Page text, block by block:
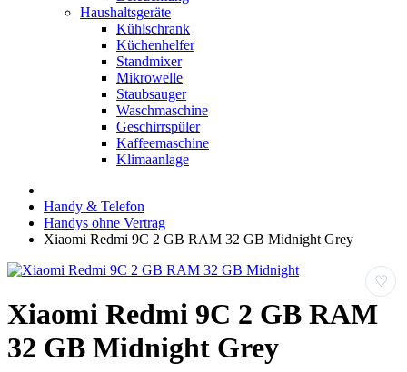
Haushaltsgeräte
Kühlschrank
Küchenhelfer
Standmixer
Mikrowelle
Staubsauger
Waschmaschine
Geschirrspüler
Kaffeemaschine
Klimaanlage
Handy & Telefon
Handys ohne Vertrag
Xiaomi Redmi 9C 2 GB RAM 32 GB Midnight Grey
♡
Xiaomi Redmi 9C 2 GB RAM
32 GB Midnight Grey